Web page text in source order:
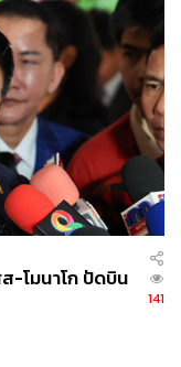
-โมนาโก ปัดบิน
141